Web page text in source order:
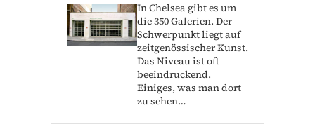
In Chelsea gibt es um
die 350 Galerien. Der
Schwerpunkt liegt auf
zeitgenössischer Kunst.
Das Niveau ist oft
beeindruckend.
Einiges, was man dort
zu sehen…